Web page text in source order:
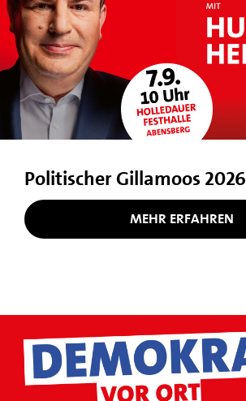
Politischer Gillamoos 2026
MEHR ERFAHREN